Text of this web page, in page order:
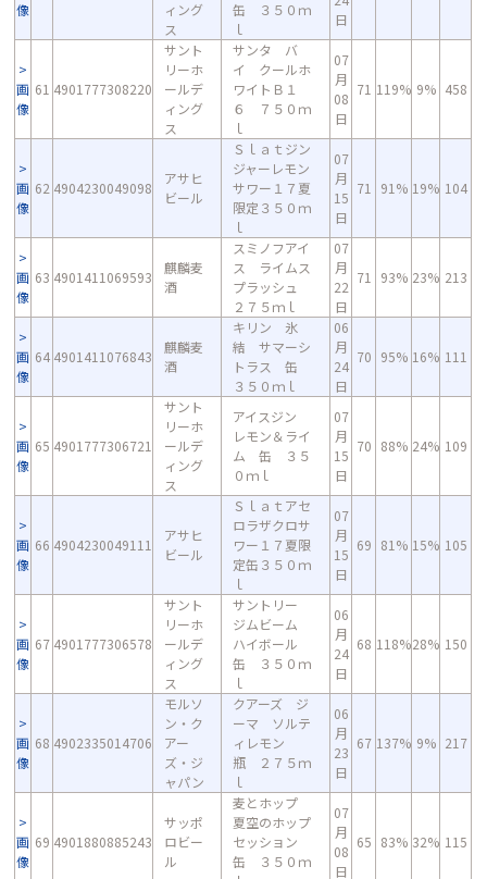
像
ィング
ス
缶 ３５０ｍ
ｌ
日
画
像
61 4901777308220
サント
リーホ
ールデ
ィング
ス
サンタ バ
イ クールホ
ワイトＢ１
６ ７５０ｍ
ｌ
07
月
08
日
71 119% 9% 458
画
像
62 4904230049098
アサヒ
ビール
Ｓｌａｔジン
ジャーレモン
サワー１７夏
限定３５０ｍ
ｌ
07
月
15
日
71 91% 19% 104
画
像
63 4901411069593
麒麟麦
酒
スミノフアイ
ス ライムス
プラッシュ
２７５ｍｌ
07
月
22
日
71 93% 23% 213
画
像
64 4901411076843
麒麟麦
酒
キリン 氷
結 サマーシ
トラス 缶
３５０ｍｌ
06
月
24
日
70 95% 16% 111
画
像
65 4901777306721
サント
リーホ
ールデ
ィング
ス
アイスジン
レモン＆ライ
ム 缶 ３５
０ｍｌ
07
月
15
日
70 88% 24% 109
画
像
66 4904230049111
アサヒ
ビール
Ｓｌａｔアセ
ロラザクロサ
ワー１７夏限
定缶３５０ｍ
ｌ
07
月
15
日
69 81% 15% 105
画
像
67 4901777306578
サント
リーホ
ールデ
ィング
ス
サントリー
ジムビーム
ハイボール
缶 ３５０ｍ
ｌ
06
月
24
日
68 118%28% 150
画
像
68 4902335014706
モルソ
ン・ク
アー
ズ・ジ
ャパン
クアーズ ジ
ーマ ソルテ
ィレモン
瓶 ２７５ｍ
ｌ
06
月
23
日
67 137% 9% 217
画
像
69 4901880885243
サッポ
ロビー
ル
麦とホップ
夏空のホップ
セッション
缶 ３５０ｍ
07
月
08
日
65 83% 32% 115